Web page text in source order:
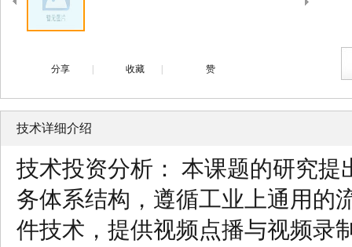
分享 收藏 赞
技术详细介绍
技术投资分析： 本课题的研究
务体系结构，遵循工业上通用的
件技术，提供视频点播与视频录